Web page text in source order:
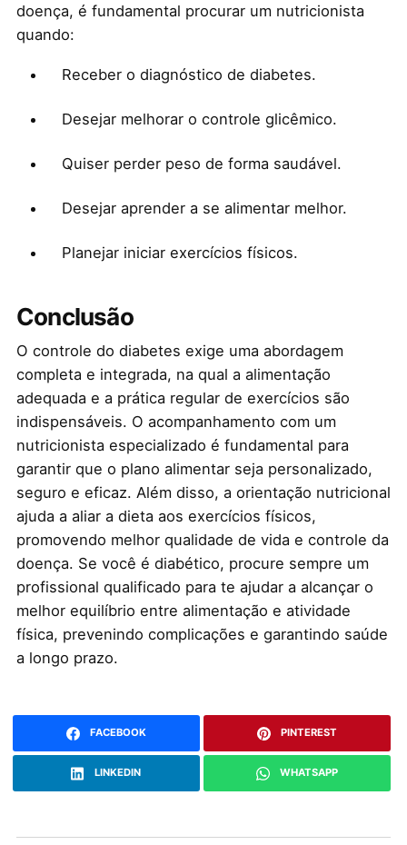
doença, é fundamental procurar um nutricionista
quando:
Receber o diagnóstico de diabetes.
Desejar melhorar o controle glicêmico.
Quiser perder peso de forma saudável.
Desejar aprender a se alimentar melhor.
Planejar iniciar exercícios físicos.
Conclusão
O controle do diabetes exige uma abordagem
completa e integrada, na qual a alimentação
adequada e a prática regular de exercícios são
indispensáveis. O acompanhamento com um
nutricionista especializado é fundamental para
garantir que o plano alimentar seja personalizado,
seguro e eficaz. Além disso, a orientação nutricional
ajuda a aliar a dieta aos exercícios físicos,
promovendo melhor qualidade de vida e controle da
doença. Se você é diabético, procure sempre um
profissional qualificado para te ajudar a alcançar o
melhor equilíbrio entre alimentação e atividade
física, prevenindo complicações e garantindo saúde
a longo prazo.
FACEBOOK PINTEREST
LINKEDIN WHATSAPP